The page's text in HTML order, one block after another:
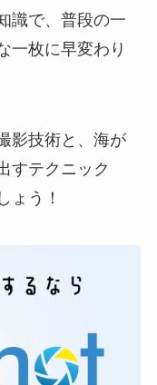
識で、普段の一
一枚に早変わり
影技術と、海が
すテクニック
ょう！